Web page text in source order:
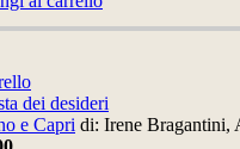
dei desideri
e Capri di: Irene Bragantini,